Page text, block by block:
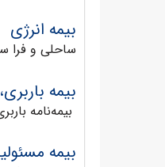
بیمه انرژی
ساحلی و فرا
بیمه
بيمه‌نامه
بیمه